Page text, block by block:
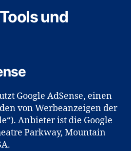
und
Google AdSense, einen
von Werbeanzeigen der
Anbieter ist die Google
Parkway, Mountain